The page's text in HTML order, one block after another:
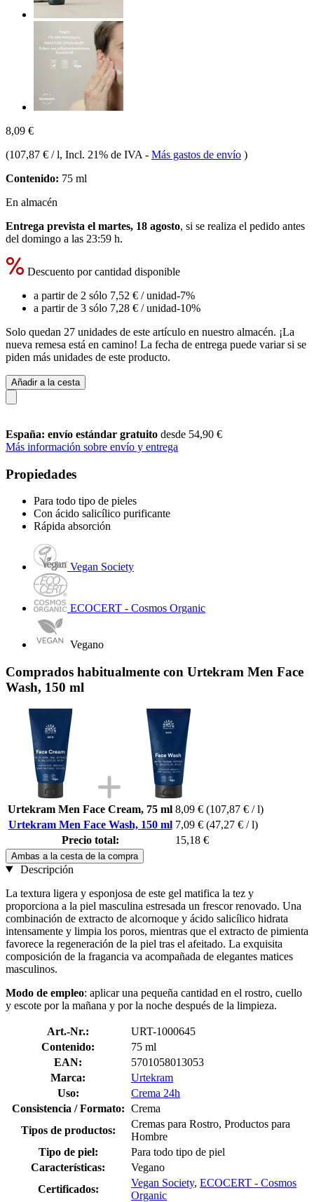
8,09 €
(107,87 € / l, Incl. 21% de IVA - Más gastos de envío )
Contenido: 75 ml
En almacén
Entrega prevista el martes, 18 agosto, si se realiza el pedido antes
del domingo a las 23:59 h.
Descuento por cantidad disponible
a partir de 2 sólo 7,52 € / unidad-7%
a partir de 3 sólo 7,28 € / unidad-10%
Solo quedan 27 unidades de este artículo en nuestro almacén. ¡La
nueva remesa está en camino! La fecha de entrega puede variar si se
piden más unidades de este producto.
Añadir a la cesta
España: envío estándar gratuito desde 54,90 €
Más información sobre envío y entrega
Propiedades
Para todo tipo de pieles
Con ácido salicílico purificante
Rápida absorción
Vegan Society
ECOCERT - Cosmos Organic
Vegano
Comprados habitualmente con Urtekram Men Face
Wash, 150 ml
Urtekram Men Face Cream, 75 ml 8,09 € (107,87 € / l)
Urtekram Men Face Wash, 150 ml 7,09 € (47,27 € / l)
Precio total:
15,18 €
Ambas a la cesta de la compra
Descripción
La textura ligera y esponjosa de este gel matifica la tez y
proporciona a la piel masculina estresada un frescor renovado. Una
combinación de extracto de alcornoque y ácido salicílico hidrata
intensamente y limpia los poros, mientras que el extracto de pimienta
favorece la regeneración de la piel tras el afeitado. La exquisita
composición de la fragancia va acompañada de elegantes matices
masculinos.
Modo de empleo: aplicar una pequeña cantidad en el rostro, cuello
y escote por la mañana y por la noche después de la limpieza.
Art.-Nr.:
URT-1000645
Contenido:
75 ml
EAN:
5701058013053
Marca:
Urtekram
Uso:
Crema 24h
Consistencia / Formato: Crema
Tipos de productos:
Cremas para Rostro, Productos para
Hombre
Tipo de piel:
Para todo tipo de piel
Características:
Vegano
Certificados:
Vegan Society, ECOCERT - Cosmos
Organic